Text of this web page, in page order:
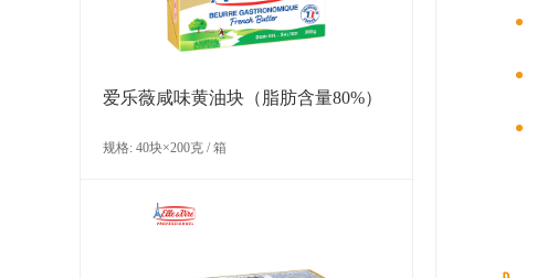
爱乐薇咸味黄油块（脂肪含量80%）
规格: 40块×200克 / 箱